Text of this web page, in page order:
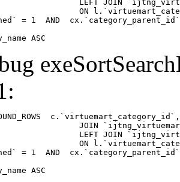
= 1  AND
ASC
= 1  AND
ASC